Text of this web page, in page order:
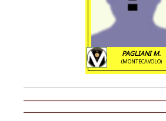
PAGLIANI M.
(MONTECAVOLO)